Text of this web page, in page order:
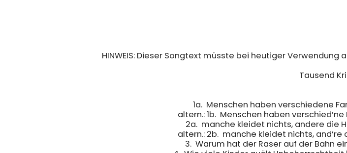
HINWEIS: Dieser Songtext müsste bei heutiger
Tausend
1a.  Menschen haben verschiedene Farben
altern.: 1b.  Menschen haben verschied’ne
2a.  manche kleidet nichts, andere die Haut
altern.: 2b.  manche kleidet nichts, and’re die
3.  Warum hat der Raser auf der Bahn ein